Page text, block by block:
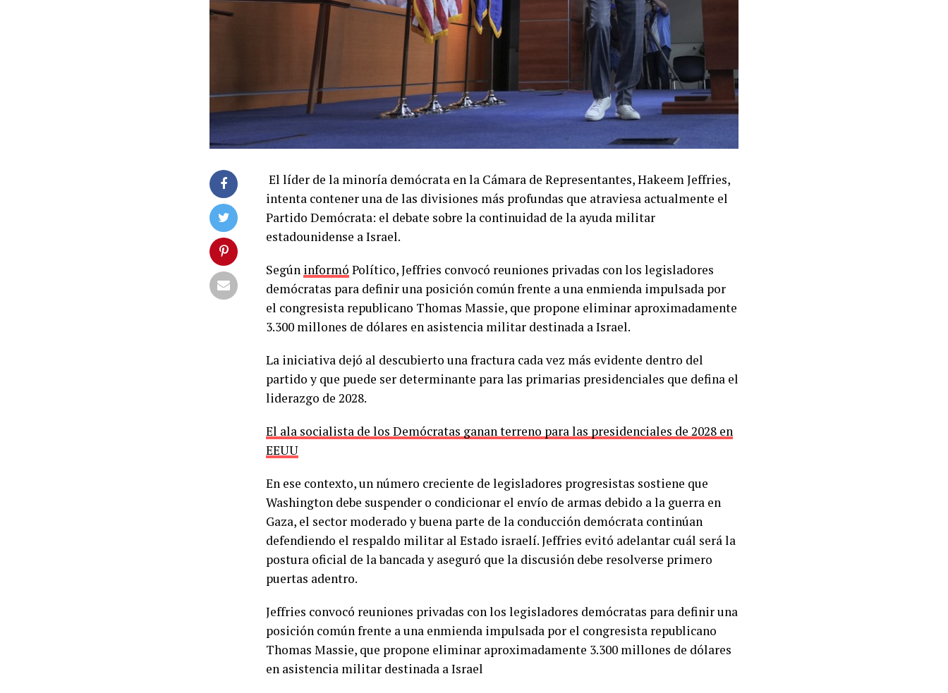
El líder de la minoría demócrata en la Cámara de Representantes, Hakeem Jeffries,
intenta contener una de las divisiones más profundas que atraviesa actualmente el
Partido Demócrata: el debate sobre la continuidad de la ayuda militar
estadounidense a Israel.
Según informó Político, Jeffries convocó reuniones privadas con los legisladores
demócratas para definir una posición común frente a una enmienda impulsada por
el congresista republicano Thomas Massie, que propone eliminar aproximadamente
3.300 millones de dólares en asistencia militar destinada a Israel.
La iniciativa dejó al descubierto una fractura cada vez más evidente dentro del
partido y que puede ser determinante para las primarias presidenciales que defina el
liderazgo de 2028.
El ala socialista de los Demócratas ganan terreno para las presidenciales de 2028 en
EEUU
En ese contexto, un número creciente de legisladores progresistas sostiene que
Washington debe suspender o condicionar el envío de armas debido a la guerra en
Gaza, el sector moderado y buena parte de la conducción demócrata continúan
defendiendo el respaldo militar al Estado israelí. Jeffries evitó adelantar cuál será la
postura oficial de la bancada y aseguró que la discusión debe resolverse primero
puertas adentro.
Jeffries convocó reuniones privadas con los legisladores demócratas para definir una
posición común frente a una enmienda impulsada por el congresista republicano
Thomas Massie, que propone eliminar aproximadamente 3.300 millones de dólares
en asistencia militar destinada a Israel